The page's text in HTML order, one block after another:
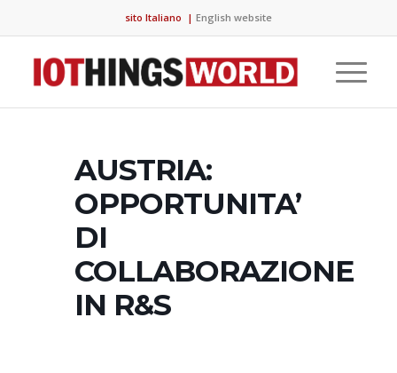
sito Italiano | English website
AUSTRIA:
OPPORTUNITA’
DI
COLLABORAZIONE
IN R&S